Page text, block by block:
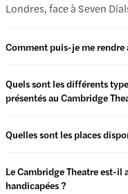
Londres, face à Seven
Comment puis-je me rendre
Quels sont les différents
présentés au Cambridge
Quelles sont les places
Le Cambridge Theatre est-il
handicapées ?